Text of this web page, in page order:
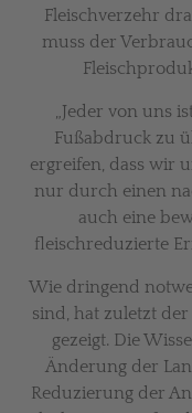
Fleischverzehr
muss der
„Jeder von uns
Fußabdruck zu
ergreifen, dass wir
nur durch einen
auch eine
fleischreduzierte
Wie dringend
sind, hat zuletzt
gezeigt. Die
Änderung der
Reduzierung der